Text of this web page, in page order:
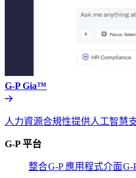
G-P Gia™​​
人力資源合規性提供人工智慧
G-P 平台​​
整合​​G-P 應用程式介面​​G-